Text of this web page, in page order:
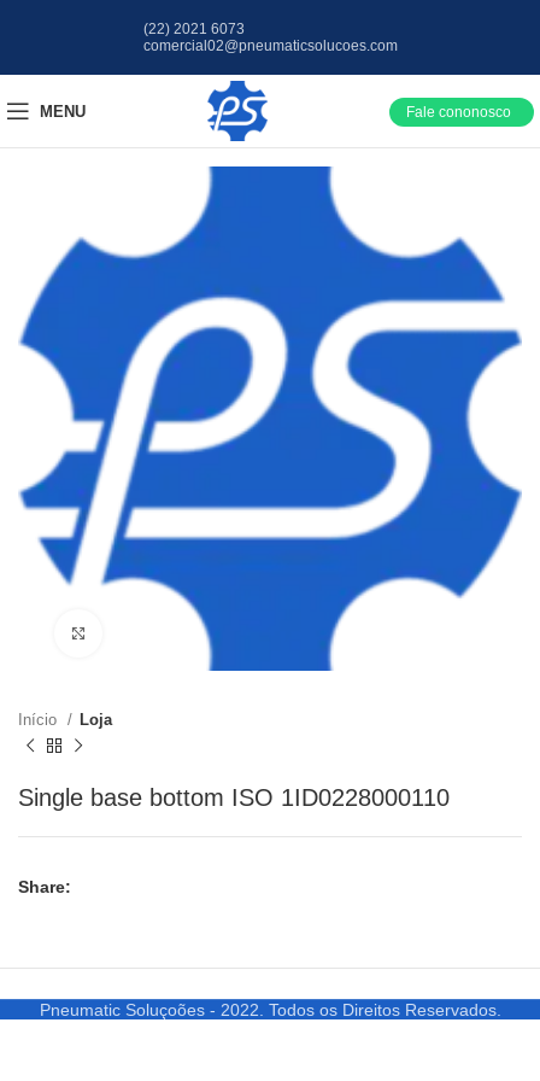
(22) 2021 6073
comercial02@pneumaticsolucoes.com
MENU Fale cononosco
Clique para ampliar
Início Loja
Single base bottom ISO 1ID0228000110
Share:
Pneumatic Soluçoões - 2022. Todos os Direitos Reservados.